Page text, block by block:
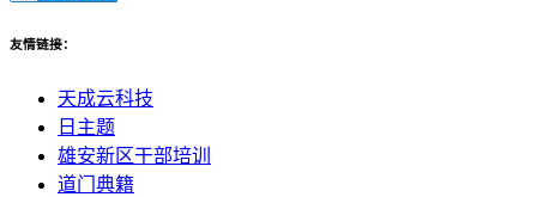
友情链接：
天成云科技
日主题
雄安新区干部培训
道门典籍